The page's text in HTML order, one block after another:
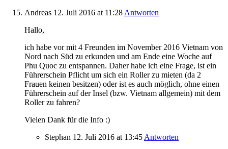
Andreas 12. Juli 2016 at 11:28 Antworten
Hallo,
ich habe vor mit 4 Freunden im November 2016 Vietnam von
Nord nach Süd zu erkunden und am Ende eine Woche auf
Phu Quoc zu entspannen. Daher habe ich eine Frage, ist ein
Führerschein Pflicht um sich ein Roller zu mieten (da 2
Frauen keinen besitzen) oder ist es auch möglich, ohne einen
Führerschein auf der Insel (bzw. Vietnam allgemein) mit dem
Roller zu fahren?
Vielen Dank für die Info :)
Stephan 12. Juli 2016 at 13:45 Antworten